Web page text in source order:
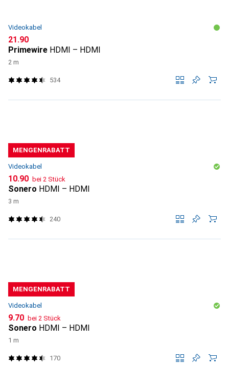
Videokabel
CHF
21.90
Primewire HDMI – HDMI
2 m
534
MENGENRABATT
Videokabel
CHF
10.90 bei 2 Stück
Sonero HDMI – HDMI
3 m
240
MENGENRABATT
Videokabel
CHF
9.70 bei 2 Stück
Sonero HDMI – HDMI
1 m
170